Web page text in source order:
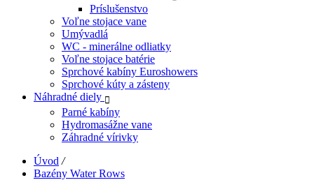
Príslušenstvo
Voľne stojace vane
Umývadlá
WC - minerálne odliatky
Voľne stojace batérie
Sprchové kabíny Euroshowers
Sprchové kúty a zásteny
Náhradné diely
Parné kabíny
Hydromasážne vane
Záhradné vírivky
Úvod /
Bazény Water Rows